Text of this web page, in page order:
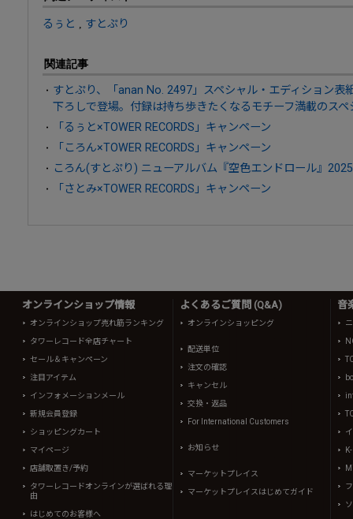
るぅと すとぷり
関連記事
すとぷり、「anan No. 2497」スペシャル・エディション表
下ろしで登場。付録は持ち歩きたくなるモチーフ満載のス
「るぅと×TOWER RECORDS」キャンペーン
「ころん×TOWER RECORDS」キャンペーン
ころん(すとぷり) ニューアルバム『空色エンドロール』
「さとみ×TOWER RECORDS」キャンペーン
オンラインショップ情報
オンラインショップ売れ筋ランキング
タワーレコード全店チャート
セール＆キャンペーン
注目アイテム
インフォメーションメール
新規会員登録
ショッピングカート
マイページ
店舗取置き/予約
タワーレコードオンラインが選ばれる理
由
はじめてのお客様へ
よくあるご質問 (Q&A)
オンラインショッピング
配送単位
注文の確認
キャンセル
交換・返品
For International Customers
お知らせ
マーケットプレイス
マーケットプレイスはじめてガイド
音